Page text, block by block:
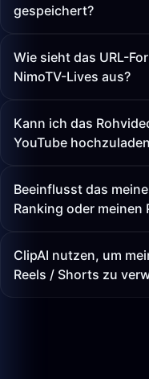
gespeichert?
Wie sieht das URL-
NimoTV-Lives aus?
Kann ich das
YouTube
Beeinflusst das
Ranking oder meinen
ClipAI nutzen, um
Reels / Shorts zu